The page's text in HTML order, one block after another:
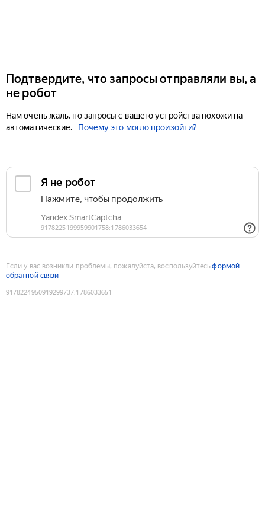
Подтвердите, что запросы отправляли вы, а
не робот
Нам очень жаль, но запросы с вашего устройства похожи на
автоматические.
Почему это могло произойти?
Если у вас возникли проблемы, пожалуйста, воспользуйтесьформой
обратной связи
9178224950919299737:1786033651